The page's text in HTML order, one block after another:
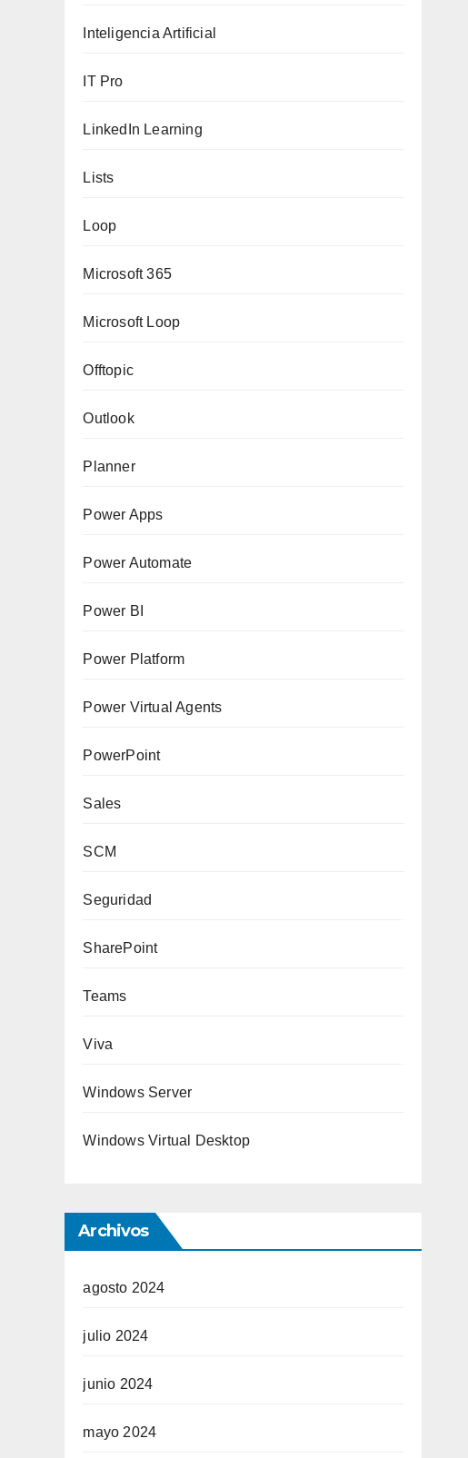
Inteligencia Artificial
IT Pro
LinkedIn Learning
Lists
Loop
Microsoft 365
Microsoft Loop
Offtopic
Outlook
Planner
Power Apps
Power Automate
Power BI
Power Platform
Power Virtual Agents
PowerPoint
Sales
SCM
Seguridad
SharePoint
Teams
Viva
Windows Server
Windows Virtual Desktop
Archivos
agosto 2024
julio 2024
junio 2024
mayo 2024